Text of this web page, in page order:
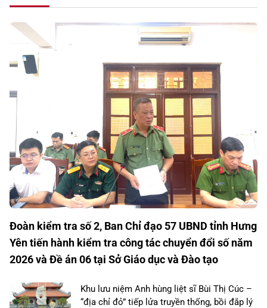
Đoàn kiểm tra số 2, Ban Chỉ đạo 57 UBND tỉnh Hưng
Yên tiến hành kiểm tra công tác chuyển đổi số năm
2026 và Đề án 06 tại Sở Giáo dục và Đào tạo
Khu lưu niệm Anh hùng liệt sĩ Bùi Thị Cúc –
“địa chỉ đỏ” tiếp lửa truyền thống, bồi đắp lý